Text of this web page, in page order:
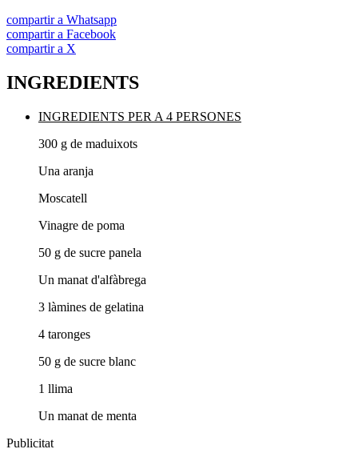
compartir a Whatsapp
compartir a Facebook
compartir a X
INGREDIENTS
INGREDIENTS PER A 4 PERSONES
300 g de maduixots
Una aranja
Moscatell
Vinagre de poma
50 g de sucre panela
Un manat d'alfàbrega
3 làmines de gelatina
4 taronges
50 g de sucre blanc
1 llima
Un manat de menta
Publicitat